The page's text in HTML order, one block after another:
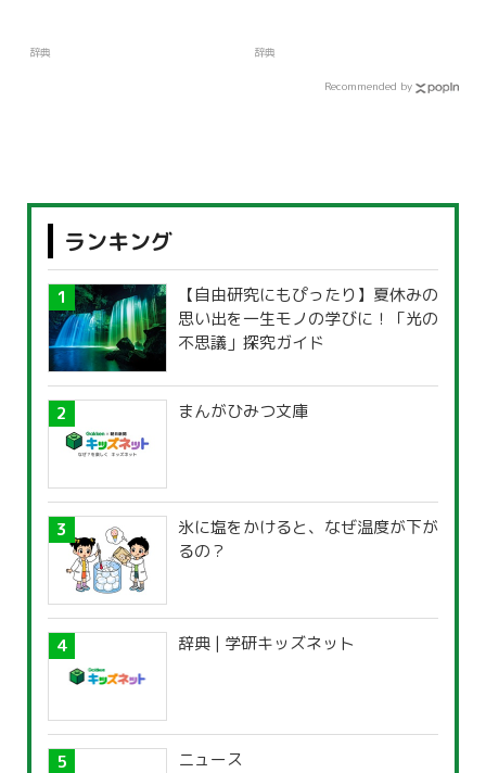
辞典 辞典
Recommended by
ランキング
【自由研究にもぴったり】夏休みの
思い出を一生モノの学びに！「光の
不思議」探究ガイド
まんがひみつ文庫
氷に塩をかけると、なぜ温度が下が
るの？
辞典 | 学研キッズネット
ニュース